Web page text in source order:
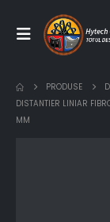
PRODUSE
DISTANTIER LINIAR
MM